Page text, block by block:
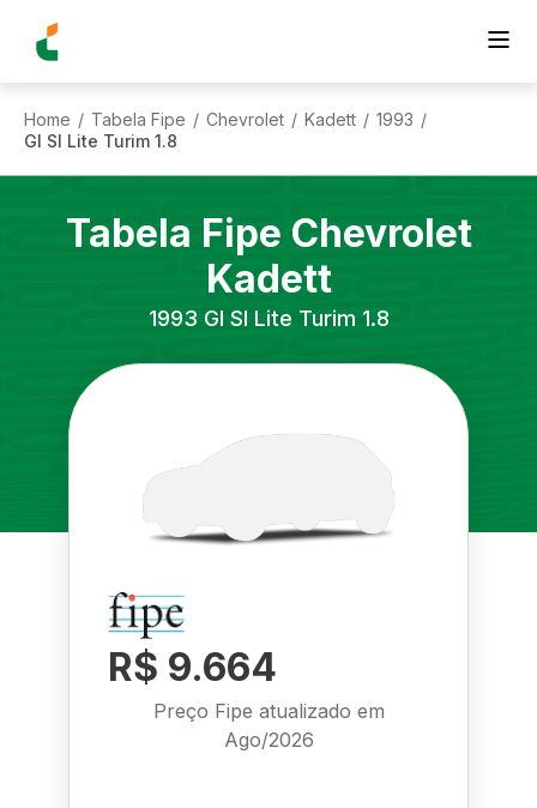
Home / Tabela Fipe / Chevrolet / Kadett / 1993 /
Gl Sl Lite Turim 1.8
Tabela Fipe Chevrolet
Kadett
1993 Gl Sl Lite Turim 1.8
R$ 9.664
Preço Fipe atualizado em
Ago/2026